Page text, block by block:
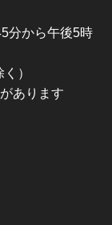
分から午後5時
）
あります